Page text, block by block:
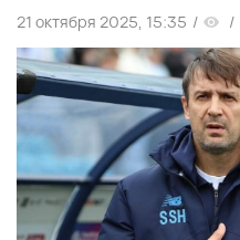
21 октября 2025, 15:35 / /